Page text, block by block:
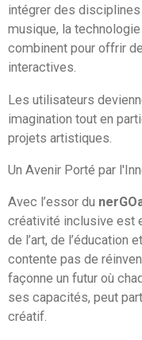
intégrer des
musique, la
combinent pour offrir
interactives.
Les utilisateurs
imagination tout en
projets artistiques.
Un Avenir Porté par
Avec l’essor du
créativité inclusive est
de l’art, de l’éducation
contente pas de
façonne un futur où
ses capacités, peut
créatif.